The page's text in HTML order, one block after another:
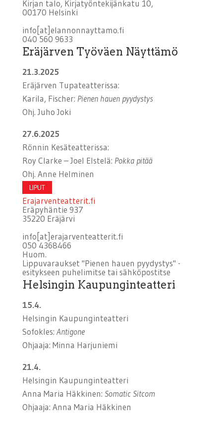
Kirjan talo, Kirjatyöntekijänkatu 10,
00170 Helsinki
info[at]elannonnayttamo.fi
040 560 9633
Eräjärven Työväen Näyttämö
21.3.2025
Eräjärven Tupateatterissa:
Karila, Fischer: Pienen hauen pyydystys
Ohj. Juho Joki
27.6.2025
Rönnin Kesäteatterissa:
Roy Clarke – Joel Elstelä: Pokka pitää
Ohj. Anne Helminen
LIPUT
Erajarventeatterit.fi
Eräpyhäntie 937
35220 Eräjärvi
info[at]erajarventeatterit.fi
050 4368466
Huom.
Lippuvaraukset "Pienen hauen pyydystys" -
esitykseen puhelimitse tai sähköpostitse
Helsingin Kaupunginteatteri
15.4.
Helsingin Kaupunginteatteri
Sofokles: Antigone
Ohjaaja: Minna Harjuniemi
21.4.
Helsingin Kaupunginteatteri
Anna Maria Häkkinen: Somatic Sitcom
Ohjaaja: Anna Maria Häkkinen